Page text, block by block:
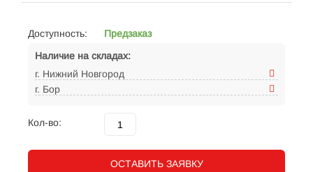
Доступность:
Предзаказ
Наличие на складах:
г. Нижний Новгород
г. Бор
Кол-во:
ОСТАВИТЬ ЗАЯВКУ